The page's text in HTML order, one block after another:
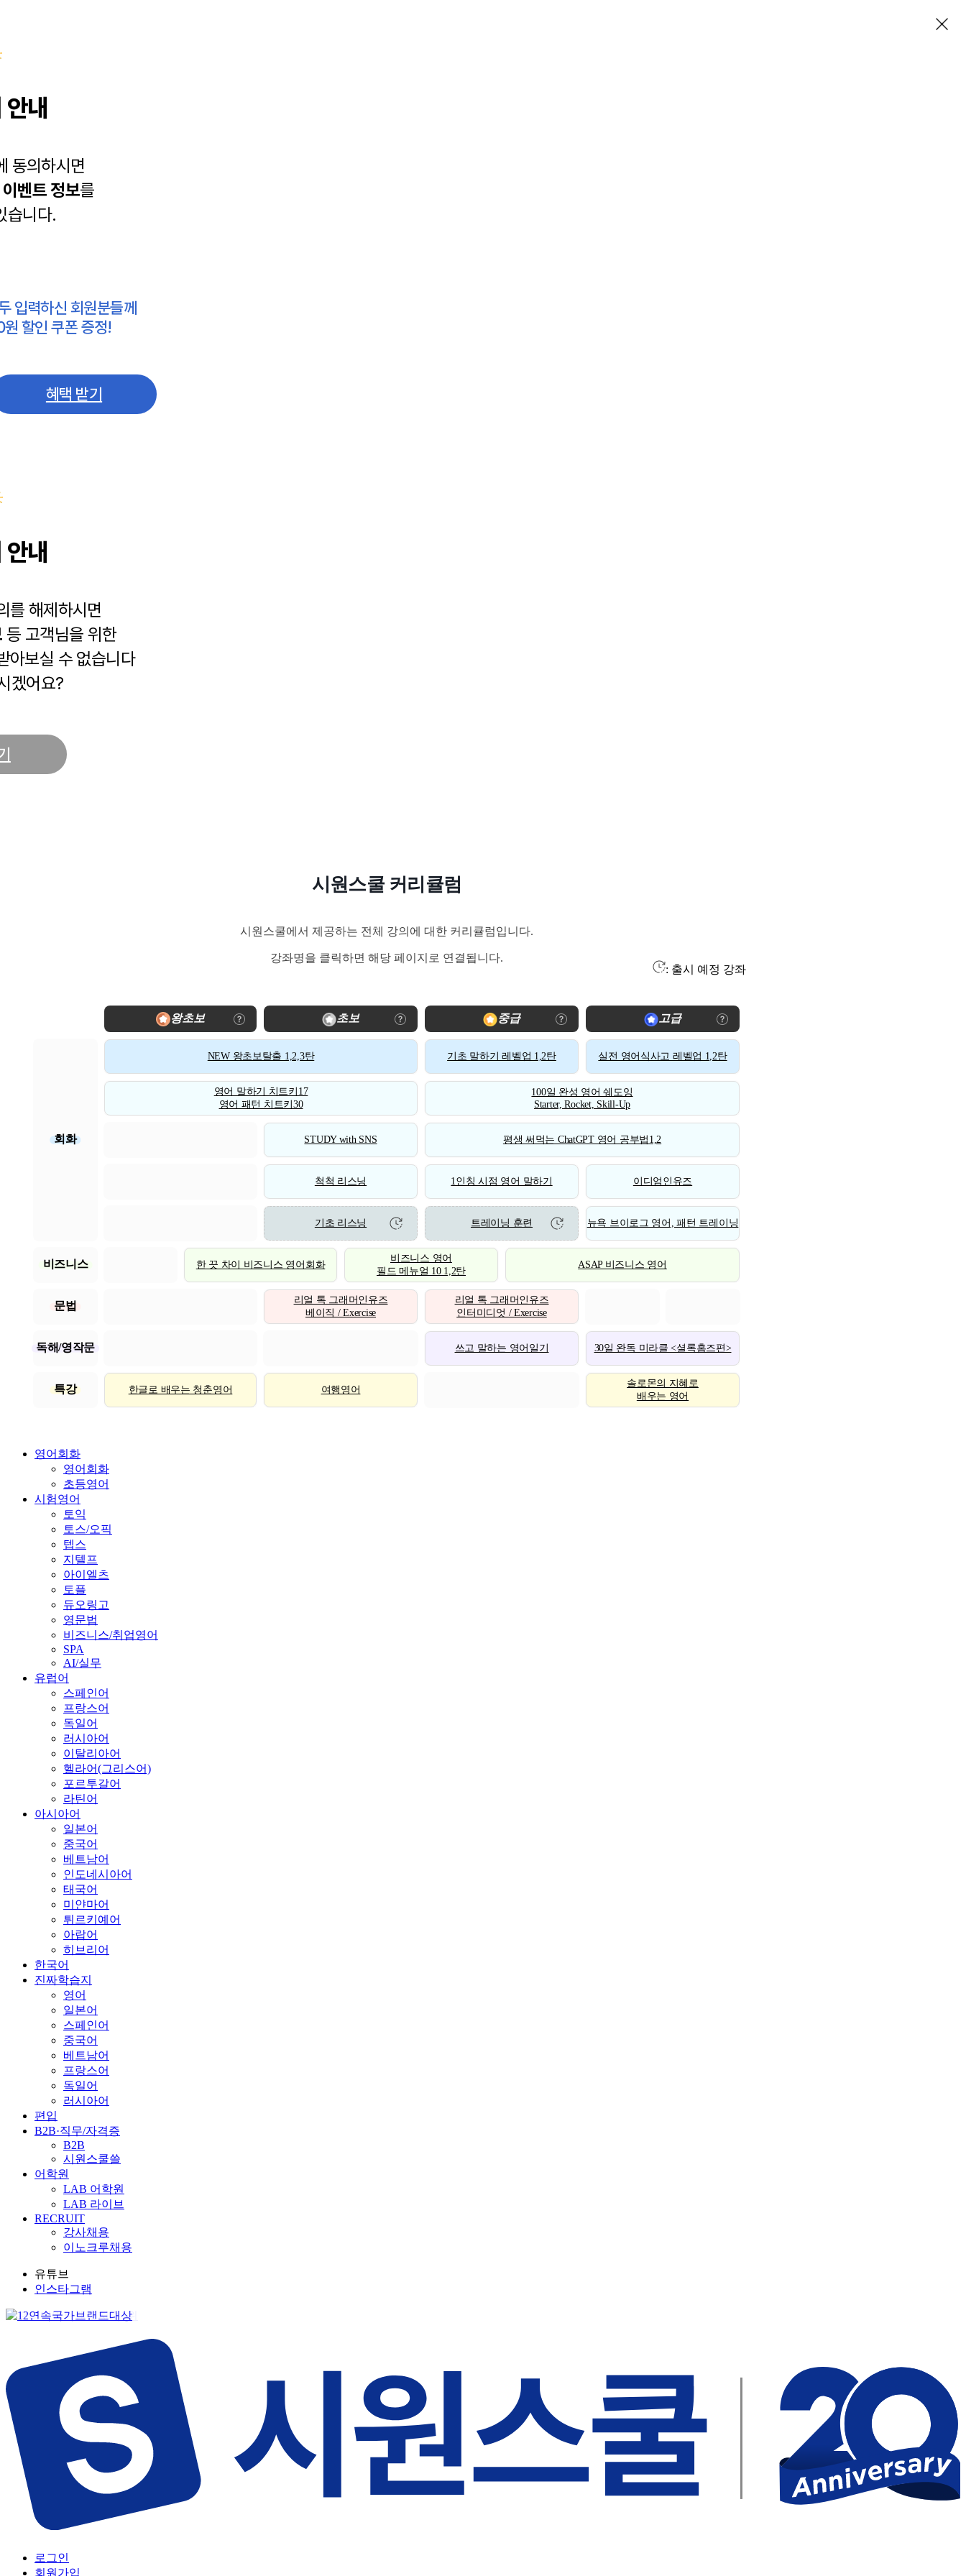
내
동의하시면
이벤트 정보를
습니다.
입력하신 회원분들께
할인 쿠폰 증정!
혜택 받기
내
를 해제하시면
등 고객님을 위한
아보실 수 없습니다
겠어요?
시원스쿨 커리큘럼
시원스쿨에서 제공하는 전체 강의에 대한 커리큘럼입니다.
강좌명을 클릭하면 해당 페이지로 연결됩니다.
: 출시 예정 강좌
왕초보 초보 중급 고급
회화
NEW 왕초보탈출 1,2,3탄 기초 말하기 레벨업 1,2탄 실전 영어식사고 레벨업 1,2탄
영어 말하기 치트키17
영어 패턴 치트키30
100일 완성 영어 쉐도잉
Starter, Rocket, Skill-Up
STUDY with SNS 평생 써먹는 ChatGPT 영어 공부법1,2
척척 리스닝 1인칭 시점 영어 말하기 이디엄인유즈
기초 리스닝 트레이닝 훈련 뉴욕 브이로그 영어, 패턴 트레이닝
비즈니스 한 끗 차이 비즈니스 영어회화
비즈니스 영어
필드 메뉴얼 10 1,2탄
ASAP 비즈니스 영어
문법
리얼 톡 그래머인유즈
베이직 / Exercise
리얼 톡 그래머인유즈
인터미디엇 / Exercise
독해/영작문 쓰고 말하는 영어일기 30일 완독 미라클 <셜록홈즈편>
특강 한글로 배우는 청춘영어 여행영어
솔로몬의 지혜로
배우는 영어
영어회화
영어회화
초등영어
시험영어
토익
토스/오픽
텝스
지텔프
아이엘츠
토플
듀오링고
영문법
비즈니스/취업영어
SPA
AI/실무
유럽어
스페인어
프랑스어
독일어
러시아어
이탈리아어
헬라어(그리스어)
포르투갈어
라틴어
아시아어
일본어
중국어
베트남어
인도네시아어
태국어
미얀마어
튀르키예어
아랍어
히브리어
한국어
진짜학습지
영어
일본어
스페인어
중국어
베트남어
프랑스어
독일어
러시아어
편입
B2B·직무/자격증
B2B
시원스쿨쓸
어학원
LAB 어학원
LAB 라이브
RECRUIT
강사채용
이노크루채용
유튜브
인스타그램
로그인
회원가입